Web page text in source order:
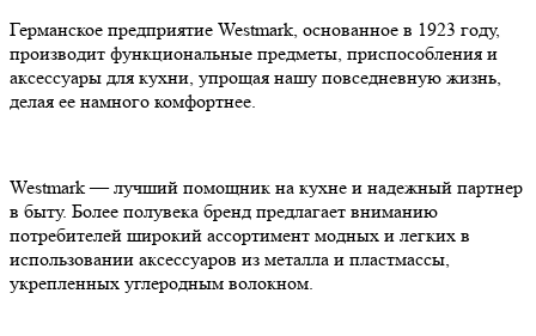
Германское предприятие Westmark, основанное в 1923 году,
производит функциональные предметы, приспособления и
аксессуары для кухни, упрощая нашу повседневную жизнь,
делая ее намного комфортнее.
Westmark — лучший помощник на кухне и надежный партнер
в быту. Более полувека бренд предлагает вниманию
потребителей широкий ассортимент модных и легких в
использовании аксессуаров из металла и пластмассы,
укрепленных углеродным волокном.